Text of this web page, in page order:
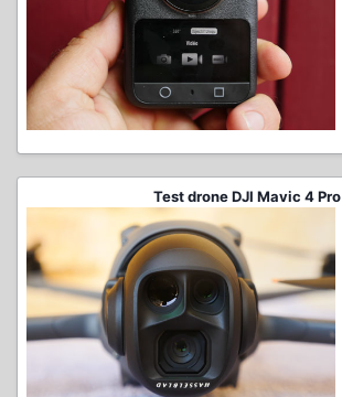
Test drone DJI Mavic 4 Pro